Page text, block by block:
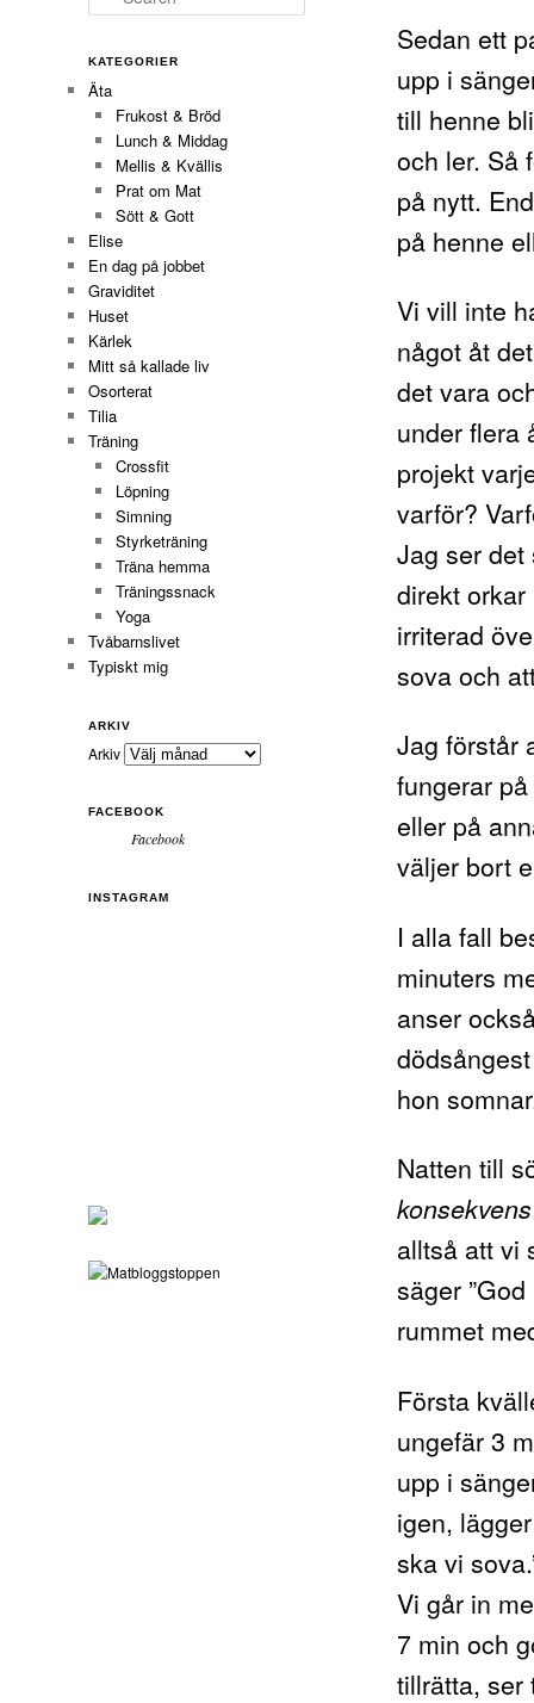
Sedan ett
upp i
till henne
och ler. Så
på nytt.
på henne
Vi vill inte
något åt
det vara
under flera
projekt
varför?
Jag ser
direkt
irriterad
sova och
Jag förstår
fungerar
eller på
väljer bort
I alla fall
minuters
anser
hon
Natten till
konsekvens
alltså att vi
säger
rummet
Första
ungefär 3
upp i
igen,
ska vi
Vi går in
7 min och
tillrätta, ser
KATEGORIER
Äta
Frukost & Bröd
Lunch & Middag
Mellis & Kvällis
Prat om Mat
Sött & Gott
Elise
En dag på jobbet
Graviditet
Huset
Kärlek
Mitt så kallade liv
Osorterat
Tilia
Träning
Crossfit
Löpning
Simning
Styrketräning
Träna hemma
Träningssnack
Yoga
Tvåbarnslivet
Typiskt mig
ARKIV
Arkiv
FACEBOOK
Facebook
INSTAGRAM